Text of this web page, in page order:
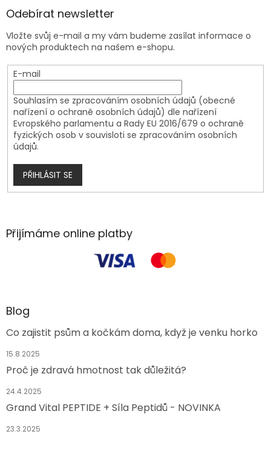
Odebírat newsletter
Vložte svůj e-mail a my vám budeme zasílat informace o
nových produktech na našem e-shopu.
E-mail
Souhlasím se zpracováním osobních údajů (obecné
nařízení o ochraně osobních údajů) dle nařízení
Evropského parlamentu a Rady EU 2016/679 o ochraně
fyzických osob v souvisloti se zpracováním osobních
údajů.
PŘIHLÁSIT SE
Přijímáme online platby
Blog
Co zajistit psům a kočkám doma, když je venku horko
15.8.2025
Proč je zdravá hmotnost tak důležitá?
24.4.2025
Grand Vital PEPTIDE + Síla Peptidů - NOVINKA
23.3.2025